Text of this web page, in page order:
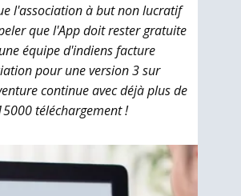
l'association à but non lucratif
que l'App doit rester gratuite
équipe d'indiens facture
pour une version 3 sur
continue avec déjà plus de
téléchargement !